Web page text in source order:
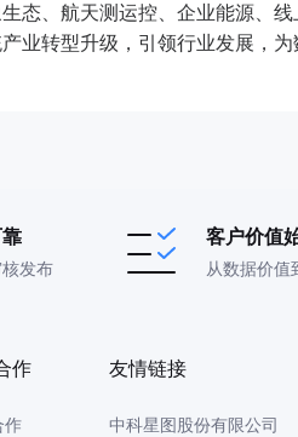
态、航天测运控、企业能源、
业转型升级，引领行业发展，
发布
客户价值
从数据价值
作
作
友情链接
中科星图股份有限公司